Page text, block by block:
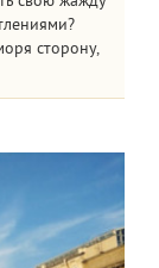
сторону,